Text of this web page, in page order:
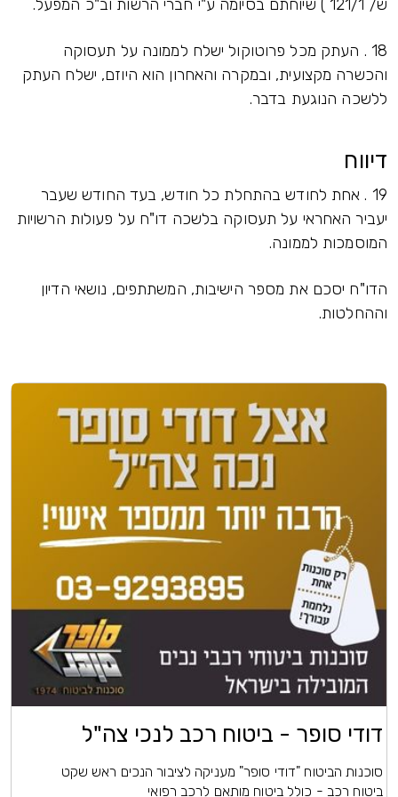
ש/ 121/1 ) שיוחתם בסיומה ע"י חברי הרשות וב"כ המפעל.
18 . העתק מכל פרוטוקול ישלח לממונה על תעסוקה
והכשרה מקצועית, ובמקרה והאחרון הוא היוזם, ישלח העתק
ללשכה הנוגעת בדבר.
דיווח
19 . אחת לחודש בהתחלת כל חודש, בעד החודש שעבר
יעביר האחראי על תעסוקה בלשכה דו"ח על פעולות הרשויות
המוסמכות לממונה.
הדו"ח יסכם את מספר הישיבות, המשתתפים, נושאי הדיון
וההחלטות.
דודי סופר - ביטוח רכב לנכי צה"ל
סוכנות הביטוח "דודי סופר" מעניקה לציבור הנכים ראש שקט
ביטוח רכב - כולל ביטוח מותאם לרכב רפואי